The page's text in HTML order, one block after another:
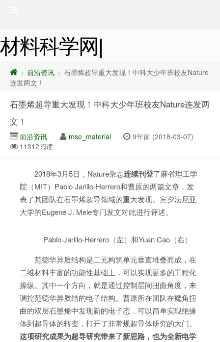
材料科学网|
> 前沿资讯 > 石墨烯超导重大发现！中科大少年班校友Nature
连发两文！
石墨烯超导重大发现！中科大少年班校友Nature连发两
文！
前沿资讯 mse_material
9年前 (2018-03-07)
11312阅读
2018年3月5日，Nature杂志连续刊登了麻省理工学
院（MIT）Pablo Jarillo-Herrero和曹原的两篇文章，发
表了其团队在石墨烯超导领域的重大发现。宾夕法尼亚
大学的Eugene J. Mele专门发文对此进行评述。
Pablo Jarillo-Herrero（左）和Yuan Cao（右）
范德华异质结构是二元构筑单元垂直堆叠而成，在
二维材料丰富的功能性基础上，可以实现更多的工程化
操纵。其中一个方向，就是通过控制层间扭曲角度，来
调控范德华异质结的电子结构。曹原所在团队在魔角扭
曲的双层石墨烯中发现新的电子态，可以简单实现绝缘
体到超导体的转变，打开了非常规超导体研究的大门。
这项研究成果为超导研究带来了新思路，也为全新电学